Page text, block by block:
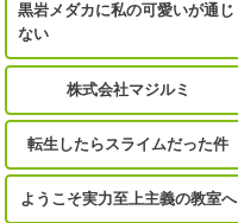
黒岩メダカに私の可愛いが通じ
ない
株式会社マジルミ
転生したらスライムだった件
ようこそ実力至上主義の教室へ